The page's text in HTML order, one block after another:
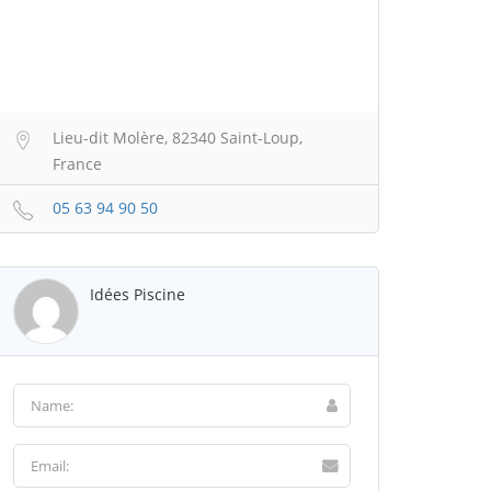
Lieu-dit Molère, 82340 Saint-Loup,
France
05 63 94 90 50
Idées Piscine